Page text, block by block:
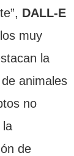
DALL-E
muy
la
animales
no
la
de